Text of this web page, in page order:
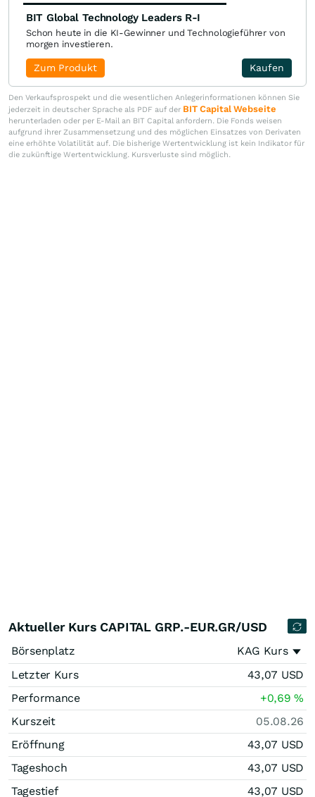
BIT Global Technology Leaders R-I
Schon heute in die KI-Gewinner und Technologieführer von
morgen investieren.
Kaufen
Zum Produkt
Den Verkaufsprospekt und die wesentlichen Anlegerinformationen können Sie
jederzeit in deutscher Sprache als PDF auf der BIT Capital Webseite
herunterladen oder per E-Mail an BIT Capital anfordern. Die Fonds weisen
aufgrund ihrer Zusammensetzung und des möglichen Einsatzes von Derivaten
eine erhöhte Volatilität auf. Die bisherige Wertentwicklung ist kein Indikator für
die zukünftige Wertentwicklung. Kursverluste sind möglich.
Aktueller Kurs CAPITAL GRP.-EUR.GR/USD
Börsenplatz
KAG Kurs
Letzter Kurs
43,07 USD
Performance
+0,69%
Kurszeit
05.08.26
Eröffnung
43,07 USD
Tageshoch
43,07 USD
Tagestief
43,07 USD